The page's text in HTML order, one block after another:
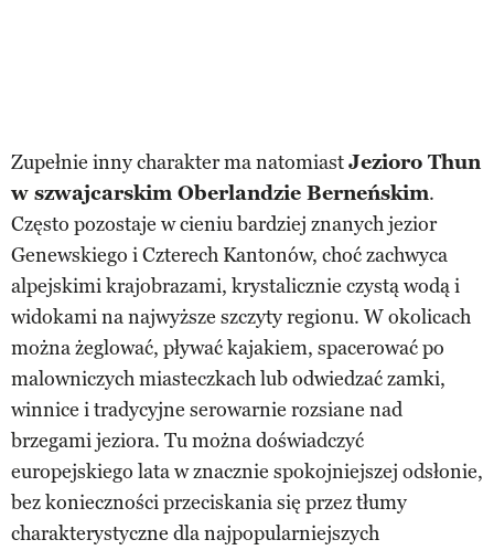
Zupełnie inny charakter ma natomiastJezioro Thun
w szwajcarskim Oberlandzie Berneńskim.
Często pozostaje w cieniu bardziej znanych jezior
Genewskiego i Czterech Kantonów, choć zachwyca
alpejskimi krajobrazami, krystalicznie czystą wodą i
widokami na najwyższe szczyty regionu. W okolicach
można żeglować, pływać kajakiem, spacerować po
malowniczych miasteczkach lub odwiedzać zamki,
winnice i tradycyjne serowarnie rozsiane nad
brzegami jeziora. Tu można doświadczyć
europejskiego lata w znacznie spokojniejszej odsłonie,
bez konieczności przeciskania się przez tłumy
charakterystyczne dla najpopularniejszych